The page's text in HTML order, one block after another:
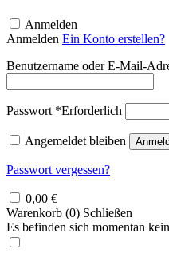
Anmelden
Anmelden Ein Konto erstellen?
Benutzername oder E-Mail-
Passwort *Erforderlich
Angemeldet bleiben
Passwort vergessen?
0,00 €
Warenkorb (0) Schließen
Es befinden sich momentan